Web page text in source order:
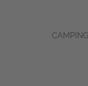
Erleben Sie alle